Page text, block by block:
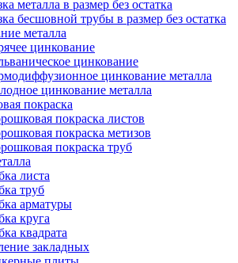
металла в размер без остатка
бесшовной трубы в размер без остатка
металла
цинкование
цинкование
цинкование металла
цинкование металла
покраска
покраска листов
покраска метизов
покраска труб
листа
труб
арматуры
круга
квадрата
закладных